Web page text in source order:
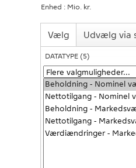
Enhed : Mio. kr.
Vælg Udvælg via
DATATYPE (5)